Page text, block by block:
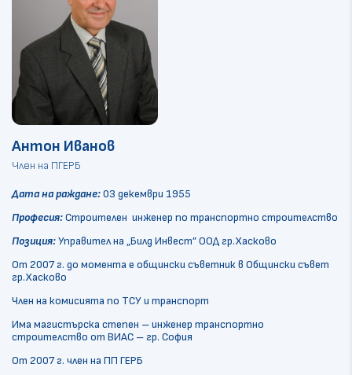
Антон Иванов
Член на ПГЕРБ
Дата на раждане:03 декември 1955
Професия:Строителен инженер по транспортно строителство
Позиция:Управител на „Билд Инвест” ООД гр.Хасково
От 2007 г. до момента е общински съветник в Общински съвет
гр.Хасково
Член на комисията по ТСУ и транспорт
Има магистърска степен – инженер транспортно
строителство от ВИАС – гр. София
От 2007 г. член на ПП ГЕРБ